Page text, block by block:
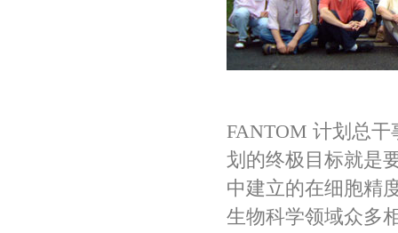
FANTOM 计划总干
划的终极目标就是
中建立的在细胞精
生物科学领域众多